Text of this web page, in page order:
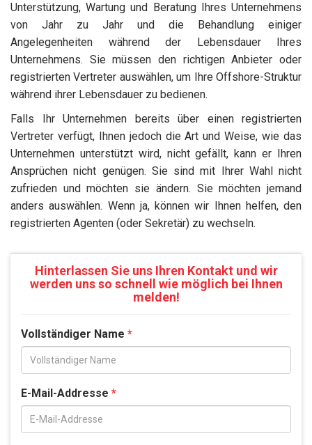
Unterstützung, Wartung und Beratung Ihres Unternehmens
von Jahr zu Jahr und die Behandlung einiger
Angelegenheiten während der Lebensdauer Ihres
Unternehmens. Sie müssen den richtigen Anbieter oder
registrierten Vertreter auswählen, um Ihre Offshore-Struktur
während ihrer Lebensdauer zu bedienen.
Falls Ihr Unternehmen bereits über einen registrierten
Vertreter verfügt, Ihnen jedoch die Art und Weise, wie das
Unternehmen unterstützt wird, nicht gefällt, kann er Ihren
Ansprüchen nicht genügen. Sie sind mit Ihrer Wahl nicht
zufrieden und möchten sie ändern. Sie möchten jemand
anders auswählen. Wenn ja, können wir Ihnen helfen, den
registrierten Agenten (oder Sekretär) zu wechseln.
Hinterlassen Sie uns Ihren Kontakt und wir
werden uns so schnell wie möglich bei Ihnen
melden!
Vollständiger Name *
E-Mail-Addresse *